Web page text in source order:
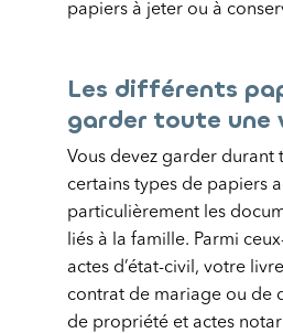
papiers à jeter ou à
Les différents
garder toute une
Vous devez garder durant
certains types de papiers
particulièrement les
liés à la famille. Parmi
actes d’état-civil, votre
contrat de mariage ou de
de propriété et actes